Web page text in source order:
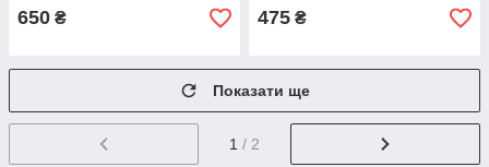
650 ₴ 475 ₴
Показати ще
1 / 2